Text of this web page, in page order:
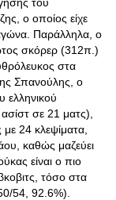
ο οποίος είχε
Παράλληλα, ο
σκόρερ (312π.)
στα
Σπανούλης, ο
ελληνικού
σε 21 ματς),
24 κλεψίματα,
καθώς μαζεύει
είναι ο πιο
τόσο στα
54, 92.6%).